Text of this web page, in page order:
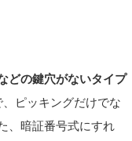
どの鍵穴がないタイプ
ピッキングだけでな
、暗証番号式にすれ